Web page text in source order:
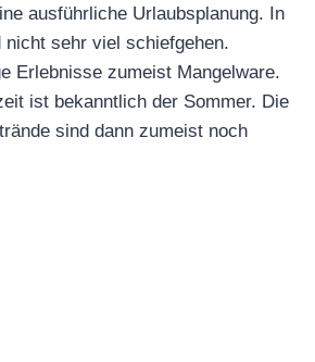
ausführliche Urlaubsplanung. In
nicht sehr viel schiefgehen.
Erlebnisse zumeist Mangelware.
ist bekanntlich der Sommer. Die
sind dann zumeist noch